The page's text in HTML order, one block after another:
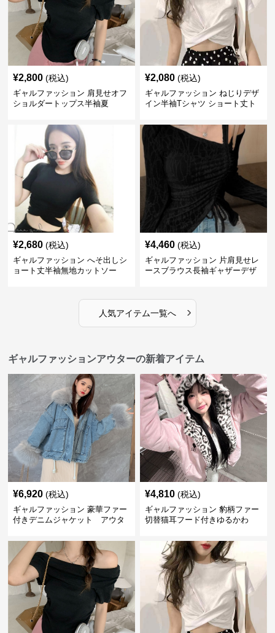
¥2,800 (税込)
ギャルファッション 肩見せオフ
ショルダートップス半袖夏
¥2,080 (税込)
ギャルファッション ねじりデザ
イン半袖Tシャツ ショート丈ト
¥2,680 (税込)
ギャルファッション へそ出しシ
ョート丈半袖無地カットソー
¥4,460 (税込)
ギャルファッション 片肩見せレ
ースブラウス長袖ギャザーデザ
人気アイテム一覧へ ›
ギャルファッションアウターの新着アイテム
¥6,920 (税込)
ギャルファッション 豪華ファー
付きデニムジャケット アウタ
¥4,810 (税込)
ギャルファッション 豹柄ファー
切替猫耳フード付きゆるかわ